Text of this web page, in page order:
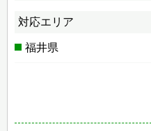
対応エリア
福井県